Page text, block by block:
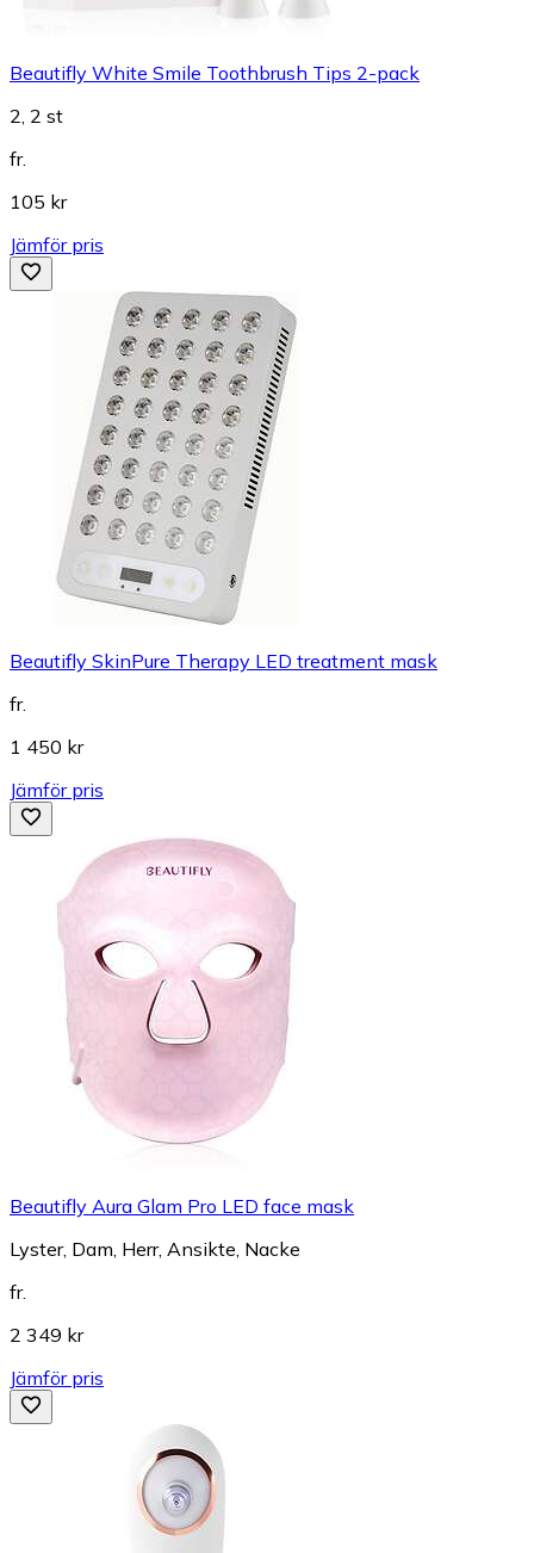
Beautifly White Smile Toothbrush Tips 2-pack
2, 2 st
fr.
105 kr
Jämför pris
Beautifly SkinPure Therapy LED treatment mask
fr.
1 450 kr
Jämför pris
Beautifly Aura Glam Pro LED face mask
Lyster, Dam, Herr, Ansikte, Nacke
fr.
2 349 kr
Jämför pris